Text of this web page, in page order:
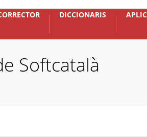
DICCIONARIS
Softcatalà